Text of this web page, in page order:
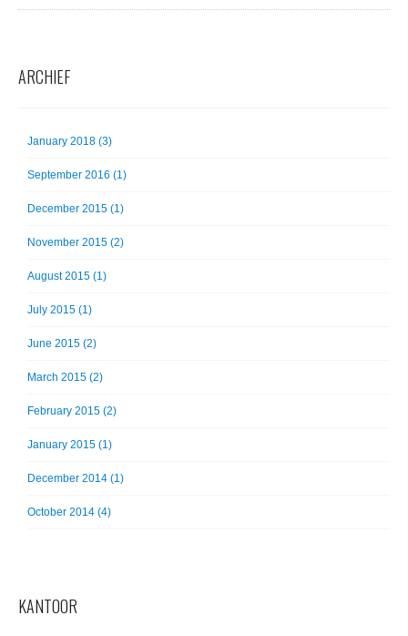
ARCHIEF
January 2018 (3)
September 2016 (1)
December 2015 (1)
November 2015 (2)
August 2015 (1)
July 2015 (1)
June 2015 (2)
March 2015 (2)
February 2015 (2)
January 2015 (1)
December 2014 (1)
October 2014 (4)
KANTOOR